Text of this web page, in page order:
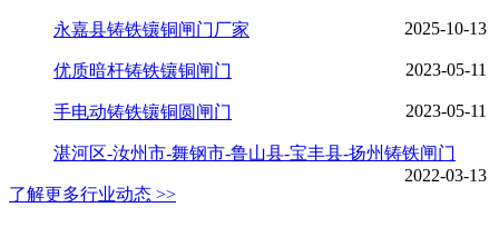
永嘉县铸铁镶铜闸门厂家 2025-10-13
优质暗杆铸铁镶铜闸门 2023-05-11
手电动铸铁镶铜圆闸门 2023-05-11
湛河区-汝州市-舞钢市-鲁山县-宝丰县-扬州铸铁闸门
2022-03-13
了解更多行业动态 >>